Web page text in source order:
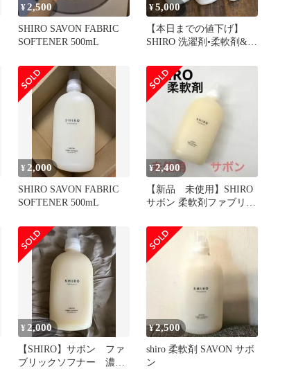
¥2,500
SHIRO SAVON FABRIC
SOFTENER 500mL
¥5,000
【本日までの値下げ】
SHIRO 洗濯剤•柔軟剤&ハ
¥ 2,000
SHIRO SAVON FABRIC
SOFTENER 500mL
¥2,400
【新品 未使用】SHIRO
サボン 柔軟剤ファブリッ
¥2,000
【SHIRO】サボン ファ
ブリックソフナー 濃縮
¥2,500
shiro 柔軟剤 SAVON サボ
ン